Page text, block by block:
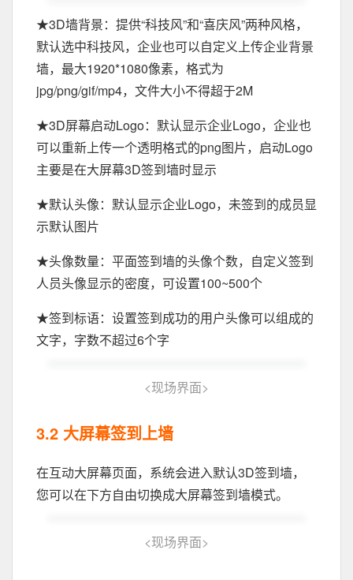
★3D墙背景：提供“科技风”和“喜庆风”两种风格，
默认选中科技风，企业也可以自定义上传企业背景
墙，最大1920*1080像素，格式为
jpg/png/gif/mp4，文件大小不得超于2M
★3D屏幕启动Logo：默认显示企业Logo，企业也
可以重新上传一个透明格式的png图片，启动Logo
主要是在大屏幕3D签到墙时显示
★默认头像：默认显示企业Logo，未签到的成员显
示默认图片
★头像数量：平面签到墙的头像个数，自定义签到
人员头像显示的密度，可设置100~500个
★签到标语：设置签到成功的用户头像可以组成的
文字，字数不超过6个字
<现场界面>
3.2 大屏幕签到上墙
在互动大屏幕页面，系统会进入默认3D签到墙，
您可以在下方自由切换成大屏幕签到墙模式。
<现场界面>